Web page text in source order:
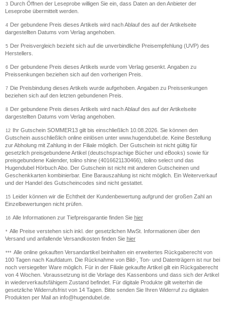
3 Durch Öffnen der Leseprobe willigen Sie ein, dass Daten an den Anbieter der
Leseprobe übermittelt werden.
4 Der gebundene Preis dieses Artikels wird nach Ablauf des auf der Artikelseite
dargestellten Datums vom Verlag angehoben.
5 Der Preisvergleich bezieht sich auf die unverbindliche Preisempfehlung (UVP) des
Herstellers.
6 Der gebundene Preis dieses Artikels wurde vom Verlag gesenkt. Angaben zu
Preissenkungen beziehen sich auf den vorherigen Preis.
7 Die Preisbindung dieses Artikels wurde aufgehoben. Angaben zu Preissenkungen
beziehen sich auf den letzten gebundenen Preis.
8 Der gebundene Preis dieses Artikels wird nach Ablauf des auf der Artikelseite
dargestellten Datums vom Verlag angehoben.
12 Ihr Gutschein SOMMER13 gilt bis einschließlich 10.08.2026. Sie können den
Gutschein ausschließlich online einlösen unter www.hugendubel.de. Keine Bestellung
zur Abholung mit Zahlung in der Filiale möglich. Der Gutschein ist nicht gültig für
gesetzlich preisgebundene Artikel (deutschsprachige Bücher und eBooks) sowie für
preisgebundene Kalender, tolino shine (4016621130466), tolino select und das
Hugendubel Hörbuch Abo. Der Gutschein ist nicht mit anderen Gutscheinen und
Geschenkkarten kombinierbar. Eine Barauszahlung ist nicht möglich. Ein Weiterverkauf
und der Handel des Gutscheincodes sind nicht gestattet.
15 Leider können wir die Echtheit der Kundenbewertung aufgrund der großen Zahl an
Einzelbewertungen nicht prüfen.
16 Alle Informationen zur Tiefpreisgarantie finden Sie hier
* Alle Preise verstehen sich inkl. der gesetzlichen MwSt. Informationen über den
Versand und anfallende Versandkosten finden Sie hier
*** Alle online gekauften Versandartikel beinhalten ein erweitertes Rückgaberecht von
100 Tagen nach Kaufdatum. Die Rücknahme von Bild-, Ton- und Datenträgern ist nur bei
noch versiegelter Ware möglich. Für in der Filiale gekaufte Artikel gilt ein Rückgaberecht
von 4 Wochen. Voraussetzung ist die Vorlage des Kassenbons und dass sich der Artikel
in wiederverkaufsfähigem Zustand befindet. Für digitale Produkte gilt weiterhin die
gesetzliche Widerrufsfrist von 14 Tagen. Bitte senden Sie Ihren Widerruf zu digitalen
Produkten per Mail an info@hugendubel.de.